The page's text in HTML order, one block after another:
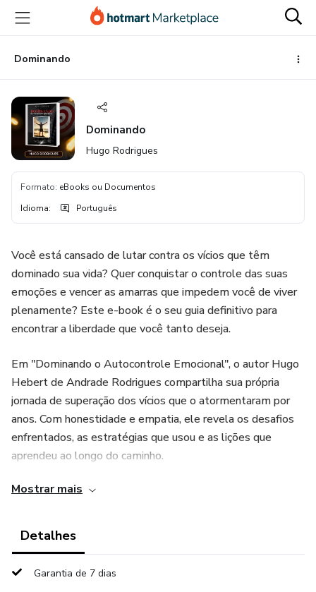
para
conteúdo
principal
para
pagamento
para
rodapé
Dominando
Dominando
Hugo Rodrigues
Formato: eBooks ou Documentos
Idioma: Português
Você está cansado de lutar contra os vícios que têm
dominado sua vida? Quer conquistar o controle das suas
emoções e vencer as amarras que impedem você de viver
plenamente? Este e-book é o seu guia definitivo para
encontrar a liberdade que você tanto deseja.
Em "Dominando o Autocontrole Emocional", o autor Hugo
Hebert de Andrade Rodrigues compartilha sua própria
jornada de superação dos vícios que o atormentaram por
anos. Com honestidade e empatia, ele revela os desafios
enfrentados, as estratégias que usou e as lições que
aprendeu ao longo do caminho.
Neste e-book envolvente, você vai descobrir:
recaídas.
O poder da resiliência emocional na transformação da sua
Mostrar mais
Detalhes
Garantia de 7 dias